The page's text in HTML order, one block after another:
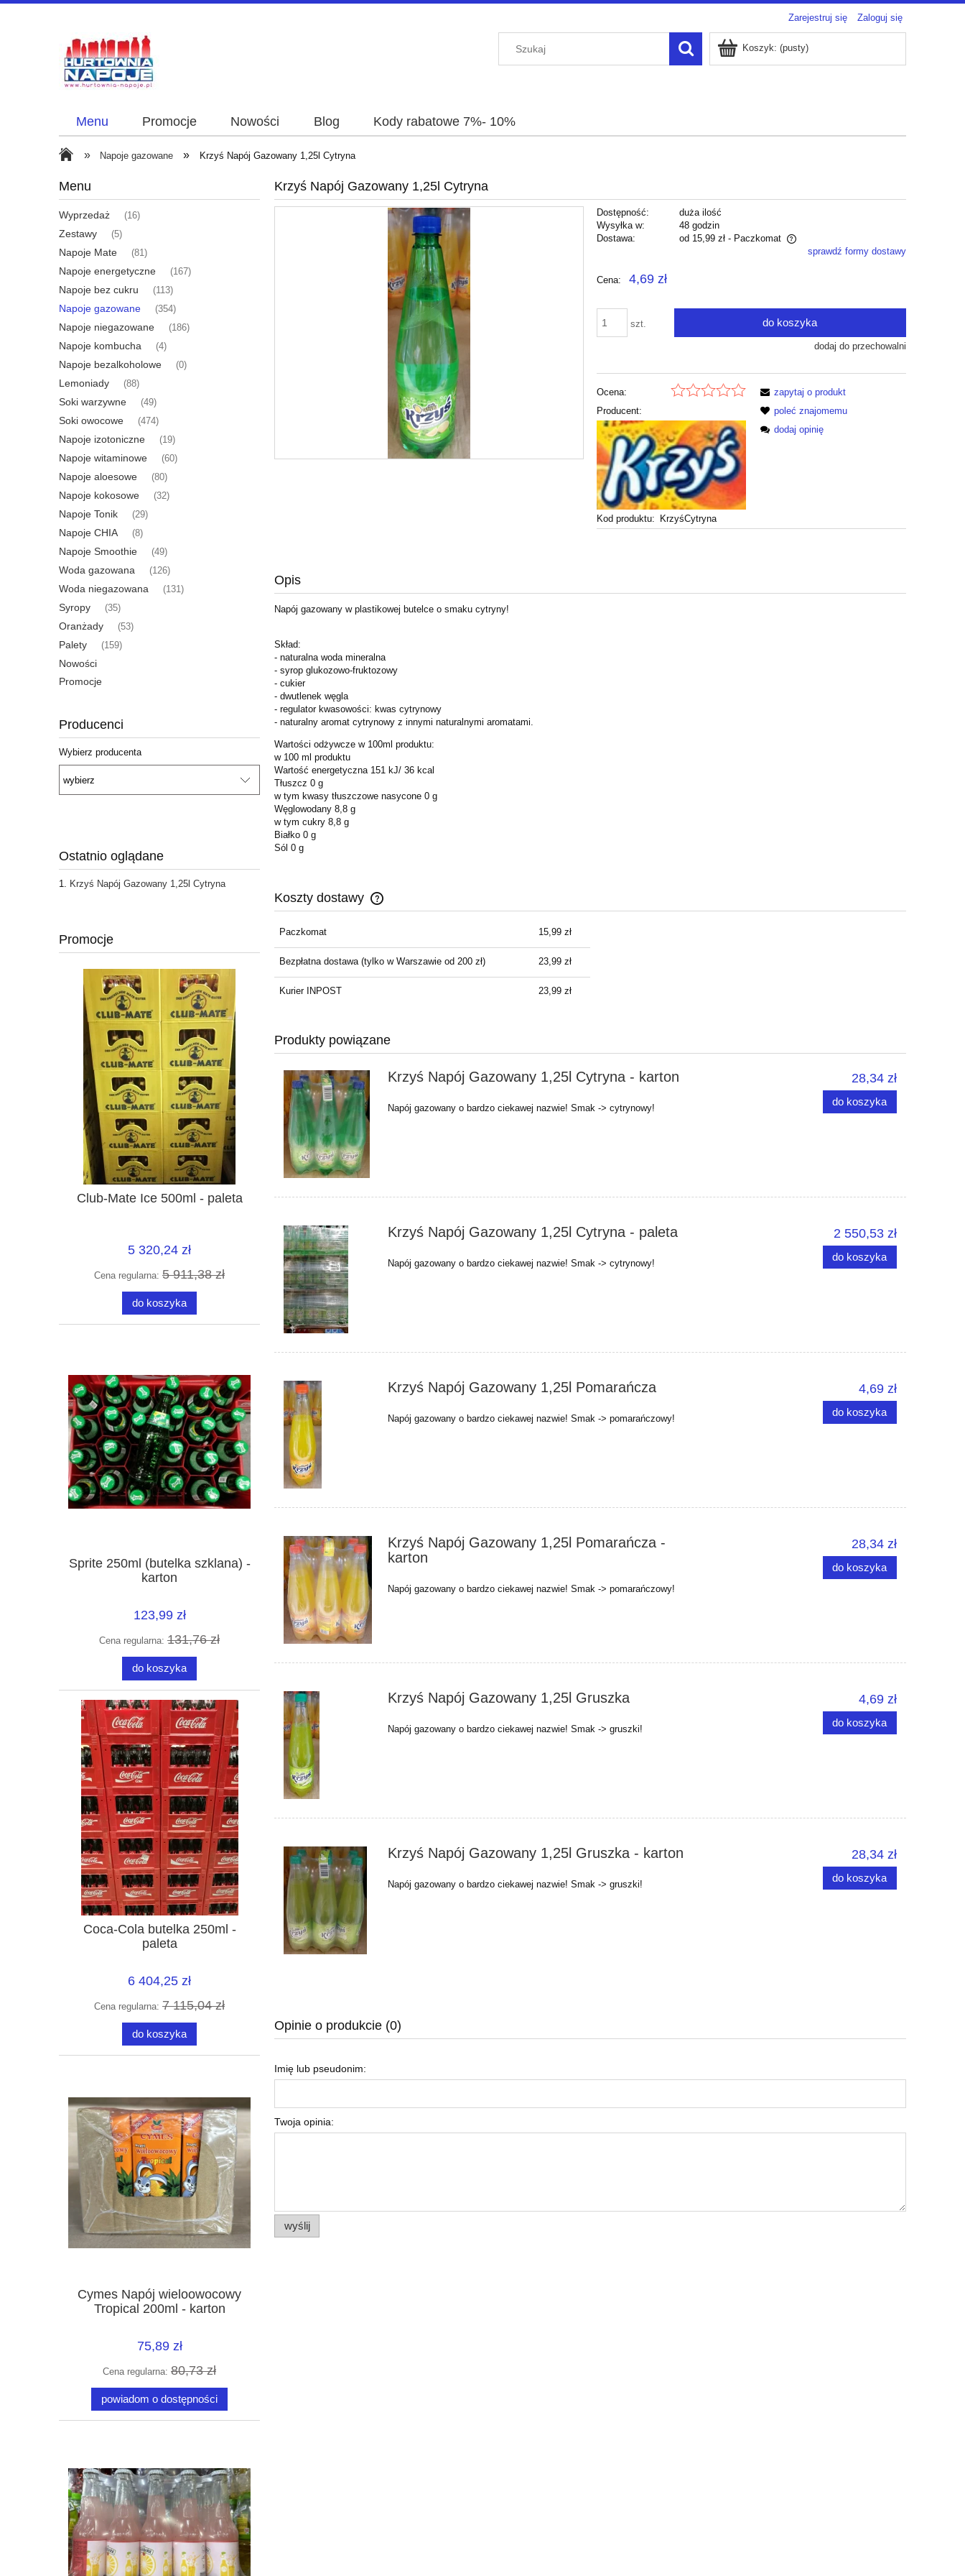
Zarejestruj się Zaloguj się
Koszyk: (pusty)
Menu Promocje Nowości Blog Kody rabatowe 7%- 10%
» Napoje gazowane » Krzyś Napój Gazowany 1,25l Cytryna
Menu
Wyprzedaż (16)
Zestawy (5)
Napoje Mate (81)
Napoje energetyczne (167)
Napoje bez cukru (113)
Napoje gazowane (354)
Napoje niegazowane (186)
Napoje kombucha (4)
Napoje bezalkoholowe (0)
Lemoniady (88)
Soki warzywne (49)
Soki owocowe (474)
Napoje izotoniczne (19)
Napoje witaminowe (60)
Napoje aloesowe (80)
Napoje kokosowe (32)
Napoje Tonik (29)
Napoje CHIA (8)
Napoje Smoothie (49)
Woda gazowana (126)
Woda niegazowana (131)
Syropy (35)
Oranżady (53)
Palety (159)
Nowości
Promocje
Producenci
Wybierz producenta
Ostatnio oglądane
Krzyś Napój Gazowany 1,25l Cytryna
Promocje
Club-Mate Ice 500ml - paleta
5 320,24 zł
Cena regularna: 5 911,38 zł
do koszyka
Sprite 250ml (butelka szklana) -
karton
123,99 zł
Cena regularna: 131,76 zł
do koszyka
Coca-Cola butelka 250ml -
paleta
6 404,25 zł
Cena regularna: 7 115,04 zł
do koszyka
Cymes Napój wieloowocowy
Tropical 200ml - karton
75,89 zł
Cena regularna: 80,73 zł
powiadom o dostępności
Krzyś Napój Gazowany 1,25l Cytryna
Dostępność:
duża ilość
Wysyłka w:
48 godzin
Dostawa:
od 15,99 zł - Paczkomat
płatności
sprawdź formy dostawy
Cena: 4,69 zł
szt. do koszyka
dodaj do przechowalni
Ocena:
Producent:
Kod produktu: KrzyśCytryna
zapytaj o produkt
poleć znajomemu
dodaj opinię
Opis
Napój gazowany w plastikowej butelce o smaku cytryny!
Skład:
- naturalna woda mineralna
- syrop glukozowo-fruktozowy
- cukier
- dwutlenek węgla
- regulator kwasowości: kwas cytrynowy
- naturalny aromat cytrynowy z innymi naturalnymi aromatami.
Wartości odżywcze w 100ml produktu:
w 100 ml produktu
Wartość energetyczna 151 kJ/ 36 kcal
Tłuszcz 0 g
w tym kwasy tłuszczowe nasycone 0 g
Węglowodany 8,8 g
w tym cukry 8,8 g
Białko 0 g
Sól 0 g
Koszty dostawy
Cena nie zawiera ewentualnych kosztów
płatności
Paczkomat 15,99 zł
Bezpłatna dostawa(tylko w Warszawie od 200 zł) 23,99 zł
Kurier INPOST 23,99 zł
Produkty powiązane
Krzyś Napój Gazowany 1,25l Cytryna - karton
Napój gazowany o bardzo ciekawej nazwie! Smak -> cytrynowy!
28,34 zł
do koszyka
Krzyś Napój Gazowany 1,25l Cytryna - paleta
Napój gazowany o bardzo ciekawej nazwie! Smak -> cytrynowy!
2 550,53 zł
do koszyka
Krzyś Napój Gazowany 1,25l Pomarańcza
Napój gazowany o bardzo ciekawej nazwie! Smak -> pomarańczowy!
4,69 zł
do koszyka
Krzyś Napój Gazowany 1,25l Pomarańcza -
karton
Napój gazowany o bardzo ciekawej nazwie! Smak -> pomarańczowy!
28,34 zł
do koszyka
Krzyś Napój Gazowany 1,25l Gruszka
Napój gazowany o bardzo ciekawej nazwie! Smak -> gruszki!
4,69 zł
do koszyka
Krzyś Napój Gazowany 1,25l Gruszka - karton
Napój gazowany o bardzo ciekawej nazwie! Smak -> gruszki!
28,34 zł
do koszyka
Opinie o produkcie (0)
Imię lub pseudonim:
Twoja opinia:
wyślij